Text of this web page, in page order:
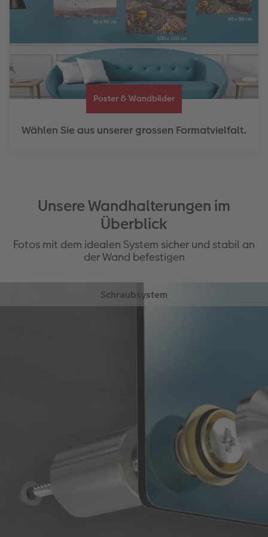
Poster & Wandbilder
Wählen Sie aus unserer grossen Formatvielfalt.
Unsere Wandhalterungen im
Überblick
Fotos mit dem idealen System sicher und stabil an
der Wand befestigen
Schraubsystem